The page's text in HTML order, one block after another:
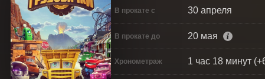
В прокате с 30 апреля
В прокате до 20 мая
Хронометраж 1 час 18 минут